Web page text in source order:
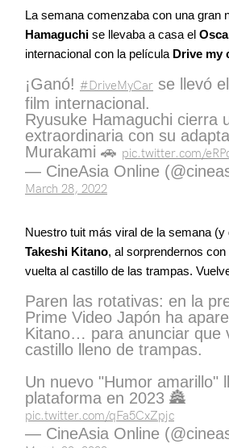
La semana comenzaba con una gran
Hamaguchi se llevaba a casa el
internacional con la película Drive my
¡Ganó! #DriveMyCar se llevó el
film internacional.
Ryusuke Hamaguchi cierra
extraordinaria con su
Murakami 🚗 pic.twitter.com/
— CineAsia Online
March 28, 2022
Nuestro tuit más viral de la semana (y
Takeshi Kitano, al sorprendernos
vuelta al castillo de las trampas.
Paren las rotativas: en la
Prime Video Japón ha
Kitano… para anunciar que
castillo lleno de trampas.
Un nuevo "Humor amarillo"
plataforma en 2023 🏯
pic.twitter.com/qFa5CxZpjc
— CineAsia Online